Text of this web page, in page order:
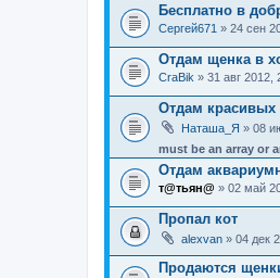
Бесплатно в
Сергей671 » 24 сен
Отдам щенка в
CraBik » 31 авг 2012,
Отдам красивых
Наташа_Я » 08
must be an array or
Отдам
т@тьян@ » 02 май
Пропал кот
alexvan » 04 дек
Продаются